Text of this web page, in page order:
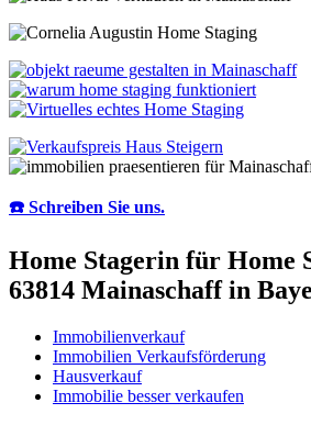
☎️ Schreiben Sie uns.
Home Stagerin für Home
63814 Mainaschaff in
Immobilienverkauf
Immobilien Verkaufsförderung
Hausverkauf
Immobilie besser verkaufen